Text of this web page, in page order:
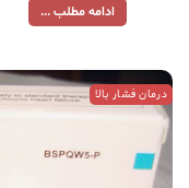
ادامه مطلب ...
درمان فشار بالا